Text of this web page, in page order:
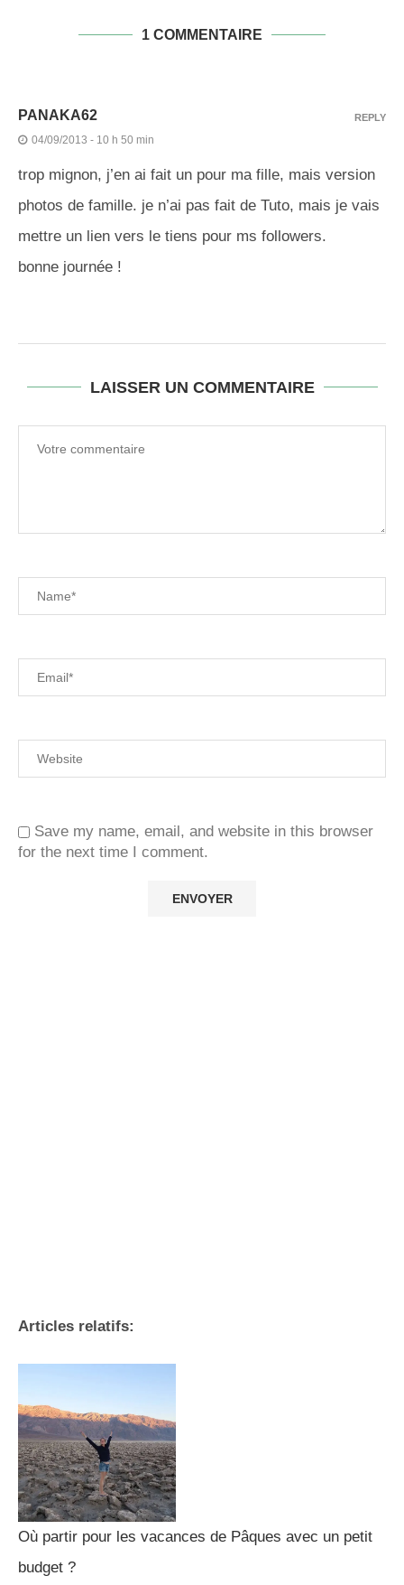
1 COMMENTAIRE
PANAKA62
04/09/2013 - 10 h 50 min
trop mignon, j’en ai fait un pour ma fille, mais version
photos de famille. je n’ai pas fait de Tuto, mais je vais
mettre un lien vers le tiens pour ms followers.
bonne journée !
REPLY
LAISSER UN COMMENTAIRE
Save my name, email, and website in this browser
for the next time I comment.
Articles relatifs:
Où partir pour les vacances de Pâques avec un petit
budget ?